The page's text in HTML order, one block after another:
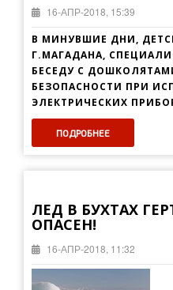
16-АПР-2018, 15:39
В МИНУВШИЕ ДНИ,
Г.МАГАДАНА,
БЕСЕДУ С
БЕЗОПАСНОСТИ ПРИ
ЭЛЕКТРИЧЕСКИХ
ПОДРОБНЕЕ
ЛЕД В БУХТАХ
ОПАСЕН!
16-АПР-2018, 11:32